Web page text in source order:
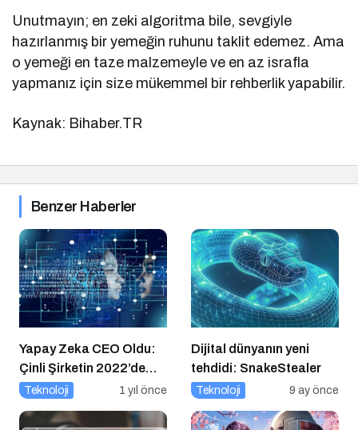
Unutmayın; en zeki algoritma bile, sevgiyle
hazırlanmış bir yemeğin ruhunu taklit edemez. Ama
o yemeği en taze malzemeyle ve en az israfla
yapmanız için size mükemmel bir rehberlik yapabilir.
Kaynak: Bihaber.TR
Benzer Haberler
Yapay Zeka CEO Oldu:
Çinli Şirketin 2022’de
Attığı Adım Yeniden
Teknoloji 1 yıl önce
Dijital dünyanın yeni
tehdidi: SnakeStealer
Teknoloji 9 ay önce